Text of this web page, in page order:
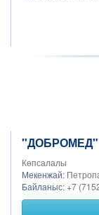
"ДОБРОМЕД"
Көпсалалы
Мекенжай:
Байланыс: +7